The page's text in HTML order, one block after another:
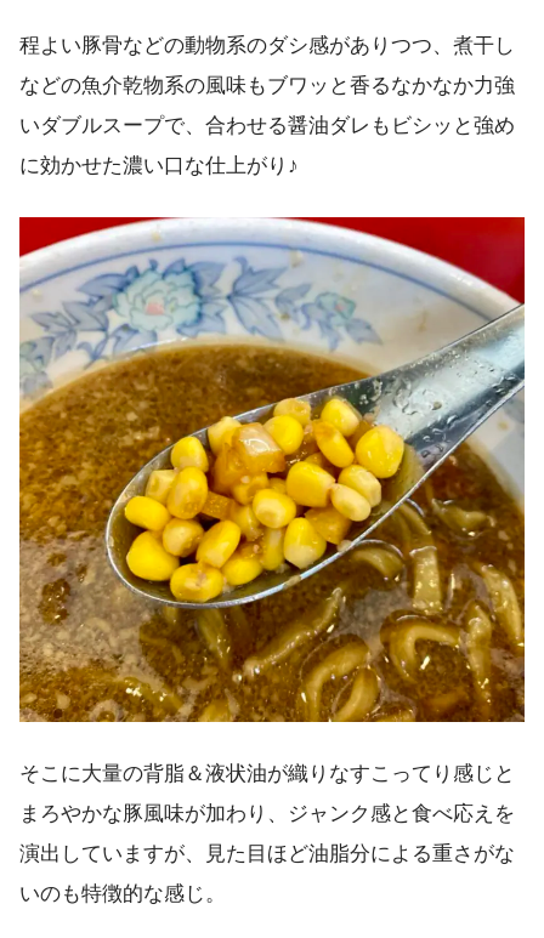
程よい豚骨などの動物系のダシ感がありつつ、煮干し
などの魚介乾物系の風味もブワッと香るなかなか力強
いダブルスープで、合わせる醤油ダレもビシッと強め
に効かせた濃い口な仕上がり♪
そこに大量の背脂＆液状油が織りなすこってり感じと
まろやかな豚風味が加わり、ジャンク感と食べ応えを
演出していますが、見た目ほど油脂分による重さがな
いのも特徴的な感じ。